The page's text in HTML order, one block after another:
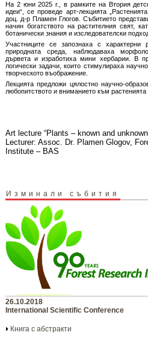
На 2 юни 2025 г., в рамките на Втория
идеи“, се проведе арт-лекцията
доц. д-р Пламен Глогов. Събитието
начин богатството на растителния свят,
ботанически знания и изследователски
Участниците се запознаха с характерни
природната среда, наблюдаваха
дървета и изработиха мини хербарии. В
логически задачи, които стимулираха
творческото въображение.
Лекцията предложи цялостно научно-
любопитството и вниманието към растенията
Art lecture “Plants – known and
Lecturer: Assoc. Dr. Plamen Glogov,
Institute – BAS
Изминали събития
26.10.2018
International Scientific Conference
Книга с абстракти